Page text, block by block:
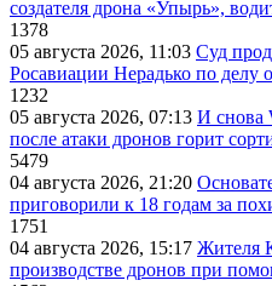
создателя дрона «Упырь»,
1378
05 августа 2026, 11:03 Суд
Росавиации Нерадько по делу
1232
05 августа 2026, 07:13 И снова
после атаки дронов горит
5479
04 августа 2026, 21:20
приговорили к 18 годам за
1751
04 августа 2026, 15:17 Жителя
производстве дронов при